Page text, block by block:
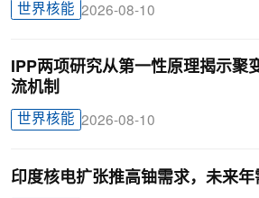
世界核能 2026-08-10
IPP两项研究从第一性原理揭示聚
流机制
世界核能 2026-08-10
印度核电扩张推高铀需求，未来